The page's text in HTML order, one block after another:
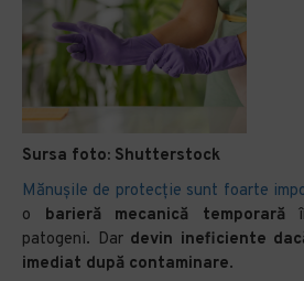
Sursa foto: Shutterstock
Mănușile de protecție sunt foarte
o barieră mecanică temporară
patogeni. Dar devin ineficiente
imediat după contaminare.